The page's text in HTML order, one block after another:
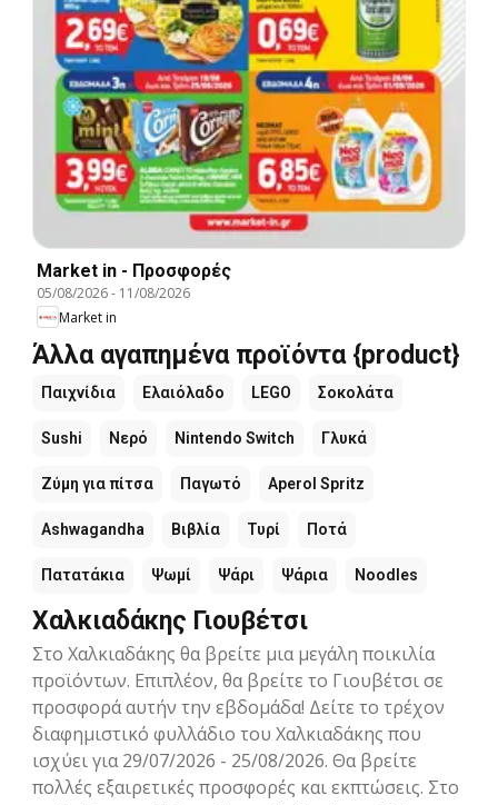
Market in - Προσφορές
05/08/2026- 11/08/2026
Market in
Άλλα αγαπημένα προϊόντα {product}
Παιχνίδια Ελαιόλαδο LEGO Σοκολάτα
Sushi Νερό Nintendo Switch Γλυκά
Ζύμη για πίτσα Παγωτό Aperol Spritz
Ashwagandha Βιβλία Τυρί Ποτά
Πατατάκια Ψωμί Ψάρι Ψάρια Noodles
Χαλκιαδάκης Γιουβέτσι
Στο Χαλκιαδάκης θα βρείτε μια μεγάλη ποικιλία
προϊόντων. Επιπλέον, θα βρείτε το Γιουβέτσι σε
προσφορά αυτήν την εβδομάδα! Δείτε το τρέχον
διαφημιστικό φυλλάδιο του Χαλκιαδάκης που
ισχύει για 29/07/2026 - 25/08/2026. Θα βρείτε
πολλές εξαιρετικές προσφορές και εκπτώσεις. Στο